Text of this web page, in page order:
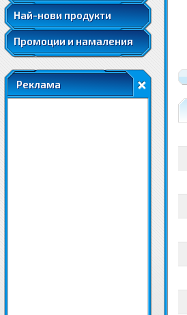
Най-нови продукти
Промоции и намаления
Реклама